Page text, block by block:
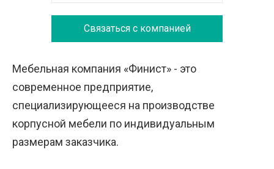
Связаться с компанией
Мебельная компания «Финист» - это
современное предприятие,
специализирующееся на производстве
корпусной мебели по индивидуальным
размерам заказчика.